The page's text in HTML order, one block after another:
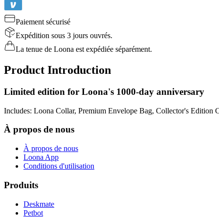
Paiement sécurisé
Expédition sous 3 jours ouvrés.
La tenue de Loona est expédiée séparément.
Product Introduction
Limited edition for Loona's 1000-day anniversary
Includes: Loona Collar, Premium Envelope Bag, Collector's Edition
À propos de nous
À propos de nous
Loona App
Conditions d'utilisation
Produits
Deskmate
Petbot